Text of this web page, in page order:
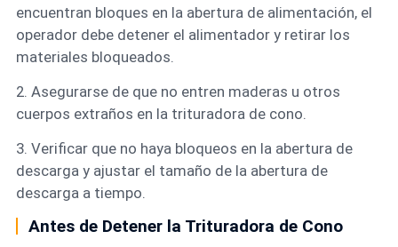
encuentran bloques en la abertura de alimentación, el
operador debe detener el alimentador y retirar los
materiales bloqueados.
2. Asegurarse de que no entren maderas u otros
cuerpos extraños en la trituradora de cono.
3. Verificar que no haya bloqueos en la abertura de
descarga y ajustar el tamaño de la abertura de
descarga a tiempo.
Antes de Detener la Trituradora de Cono